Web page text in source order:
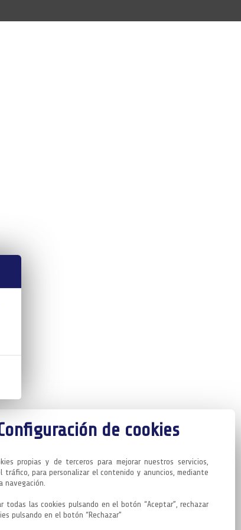
de cookies
propias y de terceros para mejorar nuestros servicios,
tráfico, para personalizar el contenido y anuncios, mediante
navegación.
todas las cookies pulsando en el botón “Aceptar”, rechazar
pulsando en el botón “Rechazar”